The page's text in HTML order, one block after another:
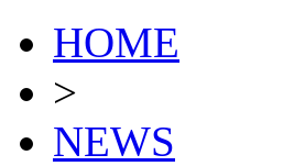
HOME
>
NEWS